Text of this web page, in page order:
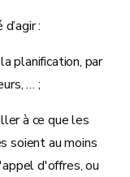
:
planification, par
… ;
à ce que les
soient au moins
d'offres, ou